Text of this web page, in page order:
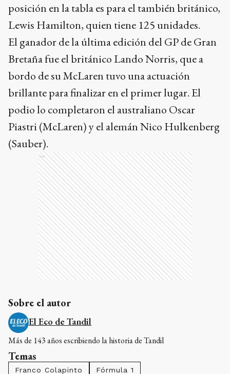
posición en la tabla es para el también británico,
Lewis Hamilton, quien tiene 125 unidades.
El ganador de la última edición del GP de Gran
Bretaña fue el británico Lando Norris, que a
bordo de su McLaren tuvo una actuación
brillante para finalizar en el primer lugar. El
podio lo completaron el australiano Oscar
Piastri (McLaren) y el alemán Nico Hulkenberg
(Sauber).
Ads
Sobre el autor
El Eco de Tandil
Más de 143 años escribiendo la historia de Tandil
Temas
Franco Colapinto Fórmula 1